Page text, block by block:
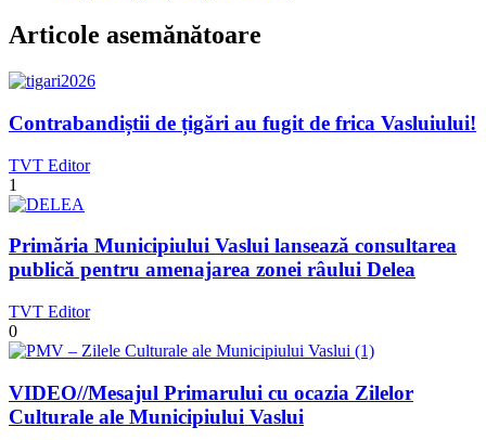
Articole asemănătoare
Contrabandiștii de țigări au fugit de frica Vasluiului!
TVT Editor
1
Primăria Municipiului Vaslui lansează consultarea
publică pentru amenajarea zonei râului Delea
TVT Editor
0
VIDEO//Mesajul Primarului cu ocazia Zilelor
Culturale ale Municipiului Vaslui